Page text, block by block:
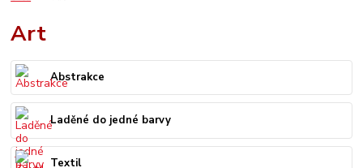
Art
Abstrakce
Laděné do jedné barvy
Textil